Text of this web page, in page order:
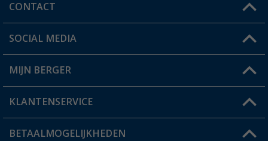
CONTACT
Een vraag?
Winkel vinden
SOCIAL MEDIA
MIJN BERGER
Mijn account
Status bestelling
KLANTENSERVICE
FAQ & Contact
BETAALMOGELIJKHEDEN